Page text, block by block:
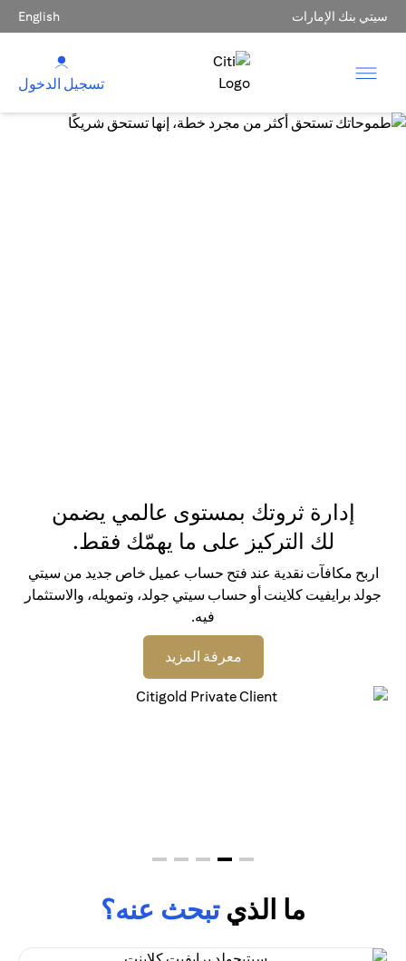
سيتي بنك الإمارات English
تسجيل الدخول
إدارة ثروتك بمستوى عالمي يضمن
لك التركيز على ما يهمّك فقط.
اربح مكافآت نقدية عند فتح حساب عميل خاص جديد من سيتي
جولد برايفيت كلاينت أو حساب سيتي جولد، وتمويله، والاستثمار
فيه.
معرفة المزيد
ما الذيتبحث عنه؟